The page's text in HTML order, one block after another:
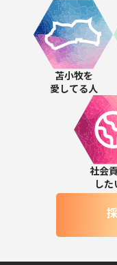
苫小牧を
愛してる人
社会
した